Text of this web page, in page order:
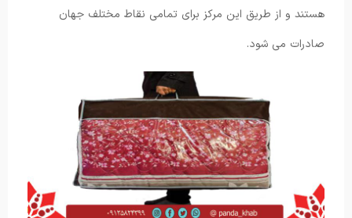
هستند و از طریق این مرکز برای تمامی نقاط مختلف جهان
صادرات می شود.